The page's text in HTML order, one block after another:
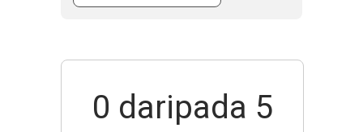
0 daripada 5